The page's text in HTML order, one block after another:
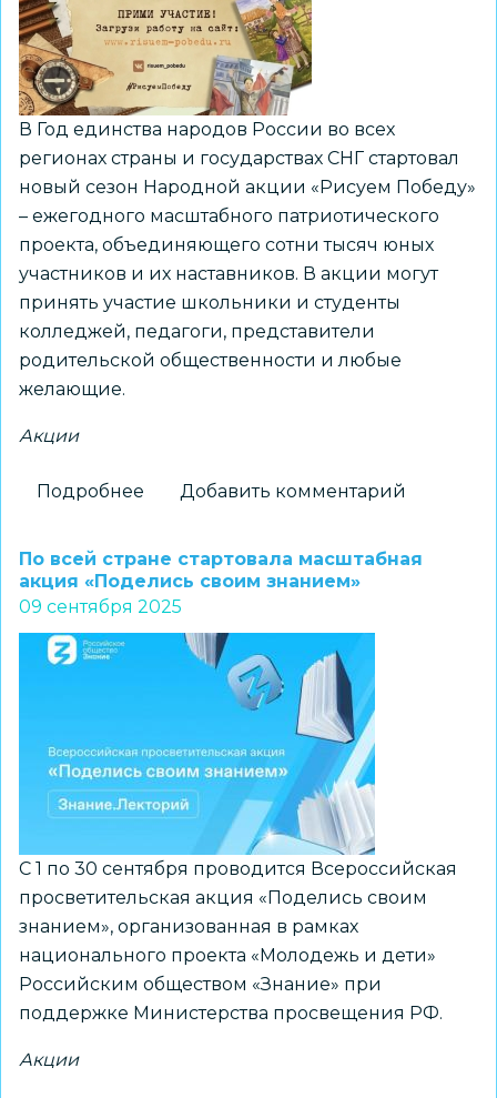
семьях
горожан»
В Год единства народов России во всех
регионах страны и государствах СНГ стартовал
новый сезон Народной акции «Рисуем Победу»
– ежегодного масштабного патриотического
проекта, объединяющего сотни тысяч юных
участников и их наставников. В акции могут
принять участие школьники и студенты
колледжей, педагоги, представители
родительской общественности и любые
желающие.
Акции
Подробнее
школьников
и
педагогов
приглашают
в
акции
Добавить комментарий
По всей стране стартовала масштабная
акция «Поделись своим знанием»
09 сентября 2025
С 1 по 30 сентября проводится Всероссийская
просветительская акция «Поделись своим
знанием», организованная в рамках
национального проекта «Молодежь и дети»
Российским обществом «Знание» при
поддержке Министерства просвещения РФ.
Акции